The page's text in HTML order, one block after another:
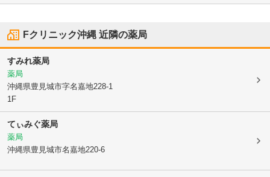
Fクリニック沖縄 近隣の薬局
すみれ薬局
薬局
沖縄県豊見城市字名嘉地228-1
1F
てぃみぐ薬局
薬局
沖縄県豊見城市名嘉地220-6